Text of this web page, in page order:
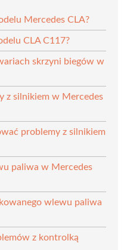
Mercedes CLA?
CLA C117?
skrzyni biegów w
z silnikiem w Mercedes
problemy z silnikiem
paliwa w Mercedes
wlewu paliwa
z kontrolką